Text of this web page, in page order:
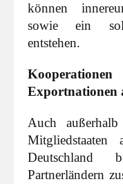
können
sowie ein
entstehen.
Exportnationen
Auch
Mitgliedstaaten
Deutschland
Partnerländern